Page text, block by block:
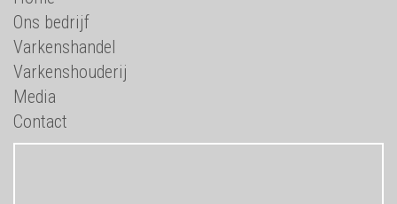
Ons bedrijf
Varkenshandel
Varkenshouderij
Media
Contact